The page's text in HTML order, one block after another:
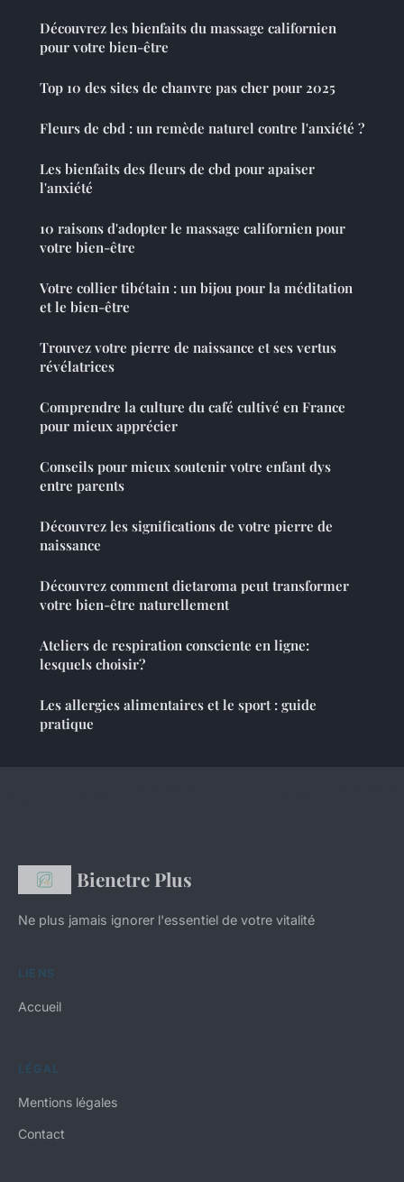
Découvrez les bienfaits du massage californien
pour votre bien-être
Top 10 des sites de chanvre pas cher pour 2025
Fleurs de cbd : un remède naturel contre l'anxiété ?
Les bienfaits des fleurs de cbd pour apaiser
l'anxiété
10 raisons d'adopter le massage californien pour
votre bien-être
Votre collier tibétain : un bijou pour la méditation
et le bien-être
Trouvez votre pierre de naissance et ses vertus
révélatrices
Comprendre la culture du café cultivé en France
pour mieux apprécier
Conseils pour mieux soutenir votre enfant dys
entre parents
Découvrez les significations de votre pierre de
naissance
Découvrez comment dietaroma peut transformer
votre bien-être naturellement
Ateliers de respiration consciente en ligne:
lesquels choisir?
Les allergies alimentaires et le sport : guide
pratique
Bienetre Plus
Ne plus jamais ignorer l'essentiel de votre vitalité
LIENS
Accueil
LÉGAL
Mentions légales
Contact